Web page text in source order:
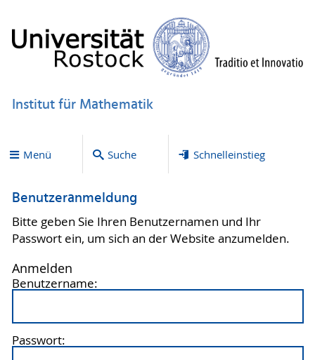
Institut für Mathematik
Menü Suche Schnelleinstieg
Benutzeranmeldung
Bitte geben Sie Ihren Benutzernamen und Ihr
Passwort ein, um sich an der Website anzumelden.
Anmelden
Benutzername:
Passwort: